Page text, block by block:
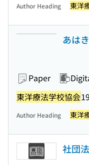
Author Heading 東洋
あは
Paper
東洋療法学校協会
Author Heading 東洋
社団